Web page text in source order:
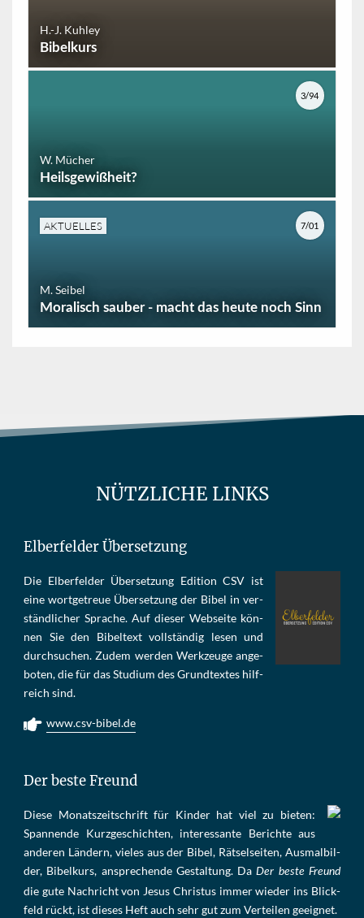
H.-J. Kuhley
Bibelkurs
W. Mücher
Heilsgewißheit?
3/94
AKTUELLES
M. Seibel
Moralisch sauber - macht das heute noch Sinn
7/01
NÜTZLICHE LINKS
Elberfelder Übersetzung
Die Elber­fel­der Über­set­zung Edi­tion CSV ist
eine wort­ge­treue Über­set­zung der Bi­bel in ver­
ständ­li­cher Spra­che. Auf die­ser Web­sei­te kön­
nen Sie den Bi­bel­text voll­stän­dig le­sen und
durch­su­chen. Zu­dem wer­den Werk­zeu­ge an­ge­
bo­ten, die für das Stu­di­um des Grund­tex­tes hilf­
reich sind.
www.csv-bibel.de
Der beste Freund
Die­se Mo­nats­zeit­schrift für Kin­der hat viel zu bie­ten:
Span­nen­de Kurz­ge­schich­ten, in­te­res­san­te Be­rich­te aus
an­de­ren Län­dern, vie­les aus der Bi­bel, Rät­sel­sei­ten, Aus­mal­bil­
der, Bi­bel­kurs, an­sprech­ende Ge­stal­tung. DaDer beste Freund
die gu­te Nach­richt von Je­sus Chris­tus im­mer wie­der ins Blick­
feld rückt, ist die­ses Heft auch sehr gut zum Ver­tei­len ge­eig­net.